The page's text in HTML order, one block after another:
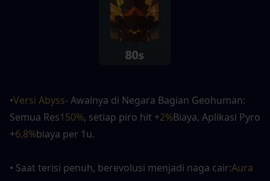
•Versi Abyss- Awalnya di Negara Bagian Geohuman:
Semua Res150%, setiap piro hit +2%Biaya, Aplikasi Pyro
+6,8%biaya per 1u.
• Saat terisi penuh, berevolusi menjadi naga cair:Aura